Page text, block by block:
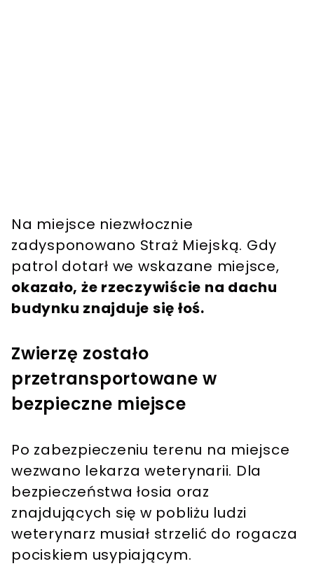
Na miejsce niezwłocznie
zadysponowano Straż Miejską. Gdy
patrol dotarł we wskazane miejsce,
okazało, że rzeczywiście na dachu
budynku znajduje się łoś.
Zwierzę zostało
przetransportowane w
bezpieczne miejsce
Po zabezpieczeniu terenu na miejsce
wezwano lekarza weterynarii. Dla
bezpieczeństwa łosia oraz
znajdujących się w pobliżu ludzi
weterynarz musiał strzelić do rogacza
pociskiem usypiającym.